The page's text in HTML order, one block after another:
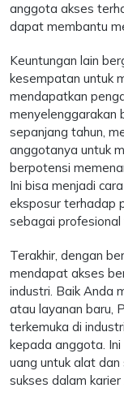
anggota akses
dapat membantu
Keuntungan lain
kesempatan untuk
mendapatkan
menyelenggarakan
sepanjang tahun,
anggotanya untuk
berpotensi
Ini bisa menjadi
eksposur terhadap
sebagai profesional
Terakhir, dengan
mendapat akses
industri. Baik Anda
atau layanan baru,
terkemuka di
kepada anggota.
uang untuk alat
sukses dalam karier